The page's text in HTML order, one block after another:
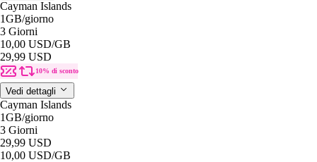
Cayman Islands
1GB/giorno
3 Giorni
10,00 USD/GB
29,99 USD
10% di sconto
Vedi dettagli
Cayman Islands
1GB/giorno
3 Giorni
29,99 USD
10,00 USD/GB